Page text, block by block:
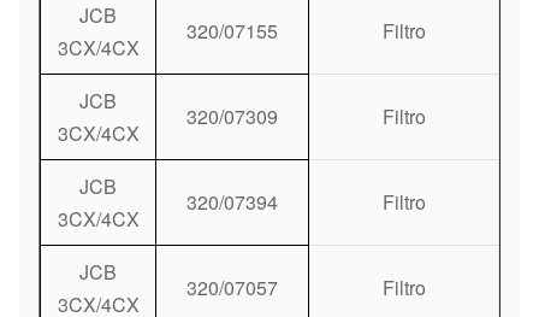
JCB
3CX/4CX
320/07155 Filtro
JCB
3CX/4CX
320/07309 Filtro
JCB
3CX/4CX
320/07394 Filtro
JCB
3CX/4CX
320/07057 Filtro